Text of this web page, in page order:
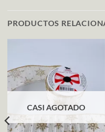
PRODUCTOS
CASI AGOTADO